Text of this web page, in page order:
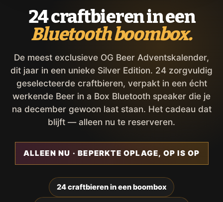
24 craftbieren in een
Bluetooth boombox.
De meest exclusieve OG Beer Adventskalender,
dit jaar in een unieke Silver Edition. 24 zorgvuldig
geselecteerde craftbieren, verpakt in een écht
werkende Beer in a Box Bluetooth speaker die je
na december gewoon laat staan. Het cadeau dat
blijft — alleen nu te reserveren.
ALLEEN NU · BEPERKTE OPLAGE, OP IS OP
24 craftbieren in een boombox